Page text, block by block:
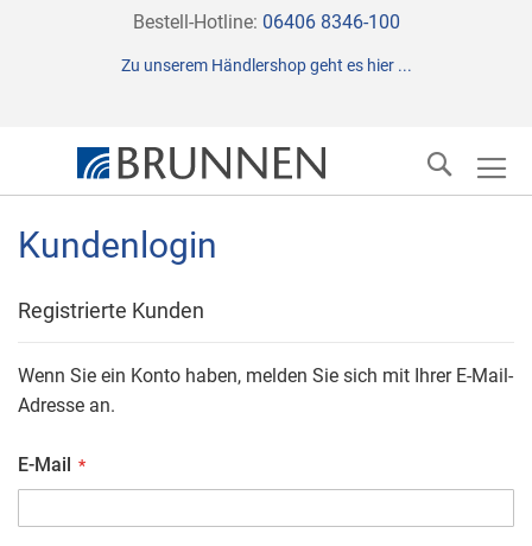
Direkt
Inhalt
Bestell-Hotline: 06406 8346-100
Zu unserem Händlershop geht es hier ...
Suche
Kundenlogin
Registrierte Kunden
Wenn Sie ein Konto haben, melden Sie sich mit Ihrer E-Mail-
Adresse an.
E-Mail